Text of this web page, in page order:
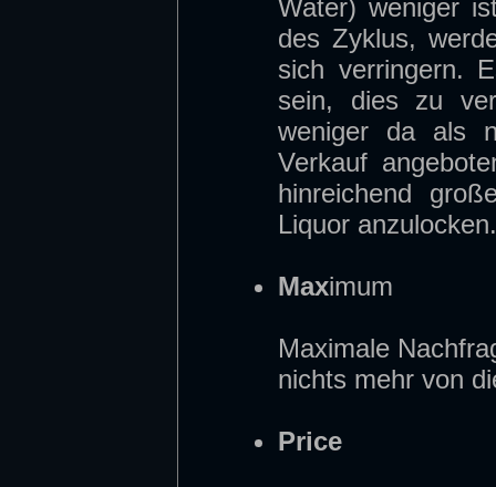
Water) weniger
des Zyklus,
sich verringern.
sein, dies zu
weniger da als
Verkauf
hinreichend
Liquor
Maximum
Maximale
nichts mehr von
Price